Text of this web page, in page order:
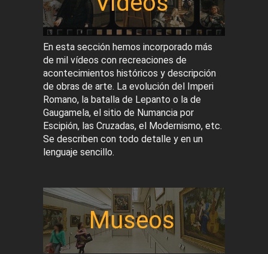
En esta sección hemos incorporado más
de mil vídeos con recreaciones de
acontecimientos históricos y descripción
de obras de arte. La evolución del Imperi
Romano, la batalla de Lepanto o la de
Gaugamela, el sitio de Numancia por
Escipión, las Cruzadas, el Modernismo, etc.
Se describen con todo detalle y en un
lenguaje sencillo.
Museos